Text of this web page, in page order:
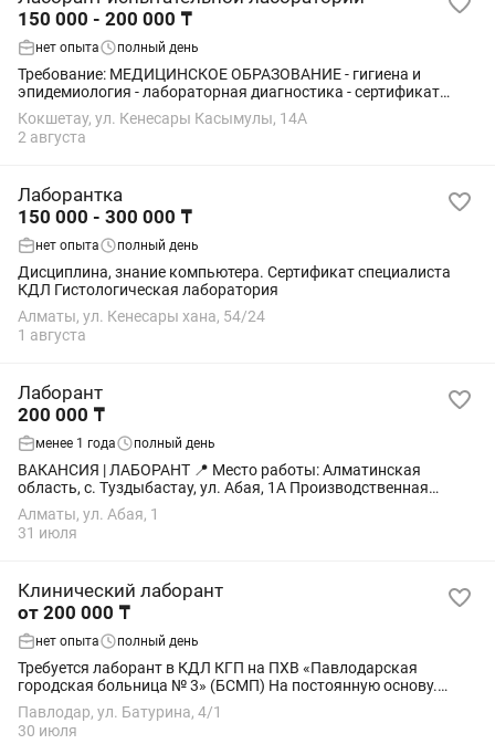
150 000 - 200 000 ₸
нет опыта полный день
Требование: МЕДИЦИНСКОЕ ОБРАЗОВАНИЕ - гигиена и
эпидемиология - лабораторная диагностика - сертификат
специалиста в области здравоохранения
Кокшетау, ул. Кенесары Касымулы, 14А
2 августа
Лаборантка
150 000 - 300 000 ₸
нет опыта полный день
Дисциплина, знание компьютера. Сертификат специалиста
КДЛ Гистологическая лаборатория
Алматы, ул. Кенесары хана, 54/24
1 августа
Лаборант
200 000 ₸
менее 1 года полный день
ВАКАНСИЯ | ЛАБОРАНТ 📍 Место работы: Алматинская
область, с. Туздыбастау, ул. Абая, 1А Производственная
компания HERICIUM-REX (DR. EVENK) приглашает в свою
Алматы, ул. Абая, 1
31 июля
Клинический лаборант
от 200 000 ₸
нет опыта полный день
Требуется лаборант в КДЛ КГП на ПХВ «Павлодарская
городская больница № 3» (БСМП) На постоянную основу.
Можно с опытом и без. Работа дневная в лаборатории
стационара и в экспресс- лаборатории по...
Павлодар, ул. Батурина, 4/1
30 июля